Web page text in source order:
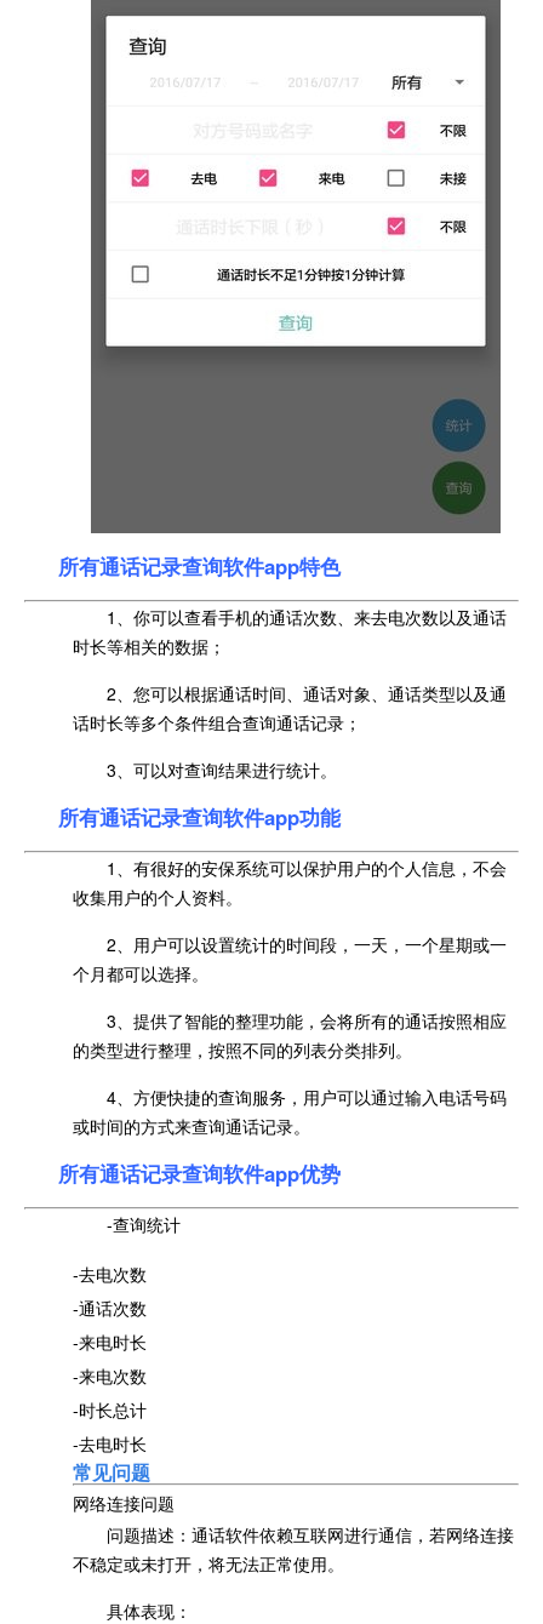
所有通话记录查询软件app特色
1、你可以查看手机的通话次数、来去电次数以及通话
时长等相关的数据；
2、您可以根据通话时间、通话对象、通话类型以及通
话时长等多个条件组合查询通话记录；
3、可以对查询结果进行统计。
所有通话记录查询软件app功能
1、有很好的安保系统可以保护用户的个人信息，不会
收集用户的个人资料。
2、用户可以设置统计的时间段，一天，一个星期或一
个月都可以选择。
3、提供了智能的整理功能，会将所有的通话按照相应
的类型进行整理，按照不同的列表分类排列。
4、方便快捷的查询服务，用户可以通过输入电话号码
或时间的方式来查询通话记录。
所有通话记录查询软件app优势
-查询统计
-去电次数
-通话次数
-来电时长
-来电次数
-时长总计
-去电时长
常见问题
网络连接问题
问题描述：通话软件依赖互联网进行通信，若网络连接
不稳定或未打开，将无法正常使用。
具体表现：